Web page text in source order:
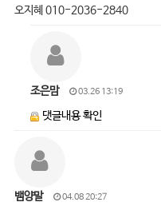
오지혜 010-2036-2840
조은맘 03.26 13:19
댓글내용 확인
뱀양말 04.08 20:27